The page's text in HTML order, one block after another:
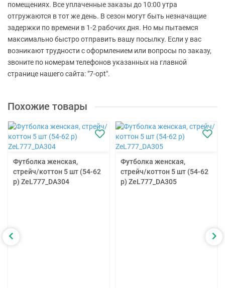
помещениях. Все уплаченные заказы до 10:00 утра
отгружаются в тот же день. В сезон могут быть незначащие
задержки по времени в 1-2 рабочих дня. Но мы пытаемся
максимально быстро отправить вашу посылку. Если у вас
возникают трудности с оформлением или вопросы по заказу,
звоните по номерам телефонов указанных на главной
странице нашего сайта: "7-opt".
Похожие товары
Футболка женская,
стрейч/коттон 5 шт (54-62
р) ZeL777_DA304
Футболка женская,
стрейч/коттон 5 шт (54-62
р) ZeL777_DA305